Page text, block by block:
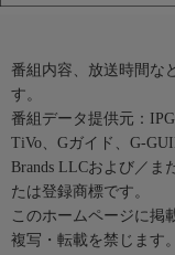
番組内容、放送時間な
す。
番組データ提供元：
TiVo、Gガイド、G-
Brands LLCおよび／ま
たは登録商標です。
このホームページに掲
複写・転載を禁じます。